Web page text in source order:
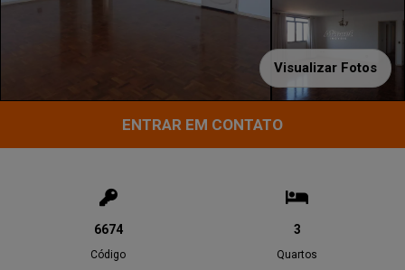
Visualizar Fotos
ENTRAR EM CONTATO
6674
Código
3
Quartos